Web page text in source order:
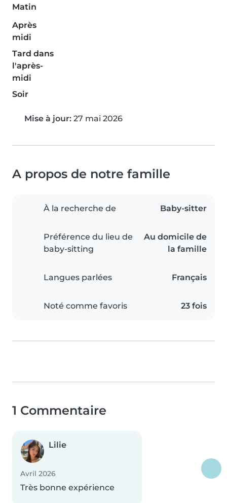
Matin
Après
midi
Tard dans
l'après-
midi
Soir
Mise à jour: 27 mai 2026
A propos de notre famille
À la recherche de Baby-sitter
Préférence du lieu de
baby-sitting
Au domicile de
la famille
Langues parlées Français
Noté comme favoris 23 fois
1 Commentaire
Lilie
Avril 2026
Très bonne expérience